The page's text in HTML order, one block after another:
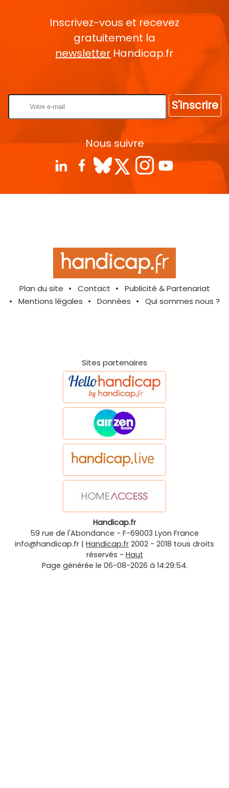
Inscrivez-vous et recevez
gratuitement la
newsletter Handicap.fr
S'inscrire
Nous suivre
Plan du site Contact
Publicité & Partenariat
Mentions légales
Données Qui sommes nous ?
Sites partenaires
Handicap.fr
59 rue de l'Abondance - F-69003 Lyon France
info@handicap.fr | Handicap.fr 2002 - 2018 tous droits
réservés - Haut
Page générée le 06-08-2026 à 14:29:54.